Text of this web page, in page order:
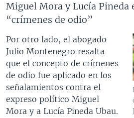
Miguel Mora y Lucía Pineda
“crímenes de odio”
Por otro lado, el abogado
Julio Montenegro resalta
que el concepto de crímenes
de odio fue aplicado en los
señalamientos contra el
expreso político Miguel
Mora y a Lucía Pineda Ubau.